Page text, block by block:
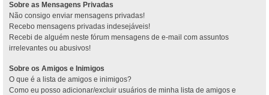
Sobre as Mensagens Privadas
Não consigo enviar mensagens privadas!
Recebo mensagens privadas indesejáveis!
Recebi de alguém neste fórum mensagens de e-mail com assuntos
irrelevantes ou abusivos!
Sobre os Amigos e Inimigos
O que é a lista de amigos e inimigos?
Como eu posso adicionar/excluir usuários de minha lista de amigos e